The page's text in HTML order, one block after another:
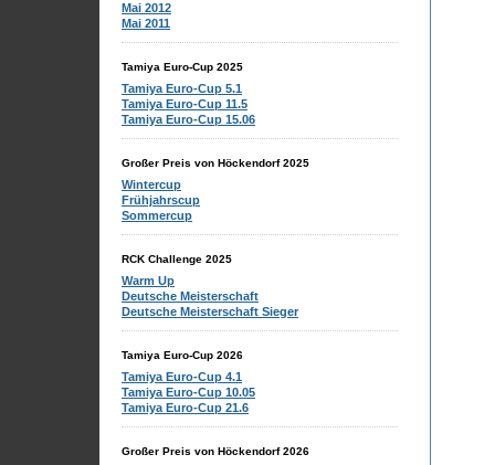
Mai 2012
Mai 2011
Tamiya Euro-Cup 2025
Tamiya Euro-Cup 5.1
Tamiya Euro-Cup 11.5
Tamiya Euro-Cup 15.06
Großer Preis von Höckendorf 2025
Wintercup
Frühjahrscup
Sommercup
RCK Challenge 2025
Warm Up
Deutsche Meisterschaft
Deutsche Meisterschaft Sieger
Tamiya Euro-Cup 2026
Tamiya Euro-Cup 4.1
Tamiya Euro-Cup 10.05
Tamiya Euro-Cup 21.6
Großer Preis von Höckendorf 2026